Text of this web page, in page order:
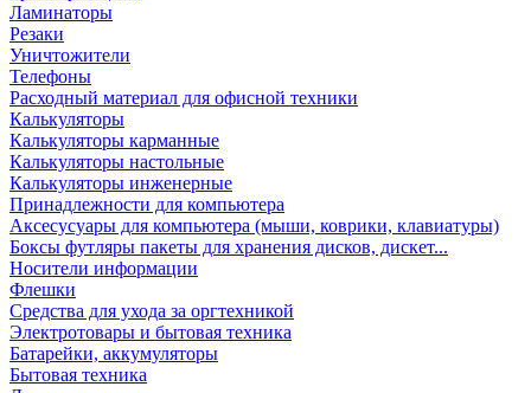
Ламинаторы
Резаки
Уничтожители
Телефоны
Расходный материал для офисной техники
Калькуляторы
Калькуляторы карманные
Калькуляторы настольные
Калькуляторы инженерные
Принадлежности для компьютера
Аксесусуары для компьютера (мыши, коврики, клавиатуры)
Боксы футляры пакеты для хранения дисков, дискет...
Носители информации
Флешки
Средства для ухода за оргтехникой
Электротовары и бытовая техника
Батарейки, аккумуляторы
Бытовая техника